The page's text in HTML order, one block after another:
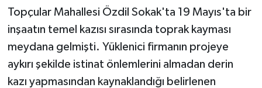
Topçular Mahallesi Özdil Sokak'ta 19 Mayıs'ta bir
inşaatın temel kazısı sırasında toprak kayması
meydana gelmişti. Yüklenici firmanın projeye
aykırı şekilde istinat önlemlerini almadan derin
kazı yapmasından kaynaklandığı belirlenen